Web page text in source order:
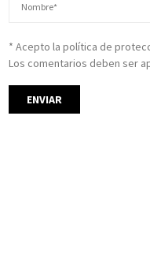
* Acepto la política de
Los comentarios deben ser